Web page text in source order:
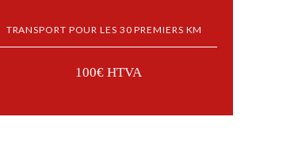
TRANSPORT POUR LES 30 PREMIERS KM
100€ HTVA